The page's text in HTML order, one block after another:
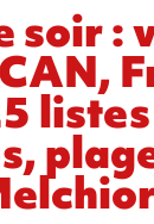
soir :